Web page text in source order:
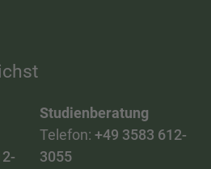
Studienberatung
Telefon: +49 3583 612-
3055